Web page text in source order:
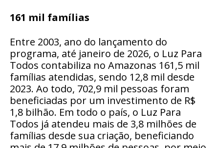
161 mil famílias
Entre 2003, ano do lançamento do
programa, até janeiro de 2026, o Luz Para
Todos contabiliza no Amazonas 161,5 mil
famílias atendidas, sendo 12,8 mil desde
2023. Ao todo, 702,9 mil pessoas foram
beneficiadas por um investimento de R$
1,8 bilhão. Em todo o país, o Luz Para
Todos já atendeu mais de 3,8 milhões de
famílias desde sua criação, beneficiando